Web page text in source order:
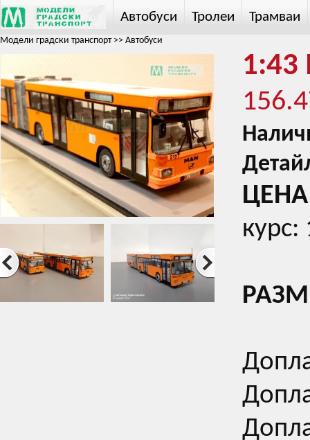
Автобуси Тролеи Трамваи
Модели градски транспорт>> Автобуси
1:43
ЦЕНА
курс: